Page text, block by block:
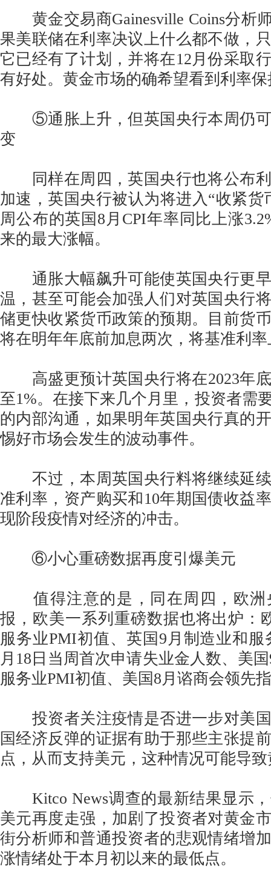
黄金交易商Gainesville Coins分析
果美联储在利率决议上什么都不做，
它已经有了计划，并将在12月份采取
有好处。黄金市场的确希望看到利率
⑤通胀上升，但英国央行本周仍可
变
同样在周四，英国央行也将公布利
加速，英国央行被认为将进入“收紧货
周公布的英国8月CPI年率同比上涨
来的最大涨幅。
通胀大幅飙升可能使英国央行更早
温，甚至可能会加强人们对英国央行
储更快收紧货币政策的预期。目前货
将在明年年底前加息两次，将基准利率
高盛更预计英国央行将在2023年
至1%。在接下来几个月里，投资者需
的内部沟通，如果明年英国央行真的
惕好市场会发生的波动事件。
不过，本周英国央行料将继续延续
准利率，资产购买和10年期国债收益
现阶段疫情对经济的冲击。
⑥小心重磅数据再度引爆美元
值得注意的是，同在周四，欧洲
报，欧美一系列重磅数据也将出炉：
服务业PMI初值、英国9月制造业和
月18日当周首次申请失业金人数、美
服务业PMI初值、美国8月谘商会领先
投资者关注疫情是否进一步对美国
国经济反弹的证据有助于那些主张提
点，从而支持美元，这种情况可能导
Kitco News调查的最新结果显示，
美元再度走强，加剧了投资者对黄金
街分析师和普通投资者的悲观情绪增
涨情绪处于本月初以来的最低点。